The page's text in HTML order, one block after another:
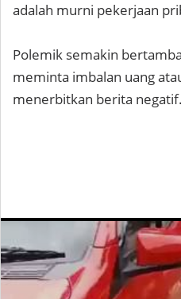
adalah murni pekerjaan
Polemik semakin
meminta imbalan uang
menerbitkan berita negatif.